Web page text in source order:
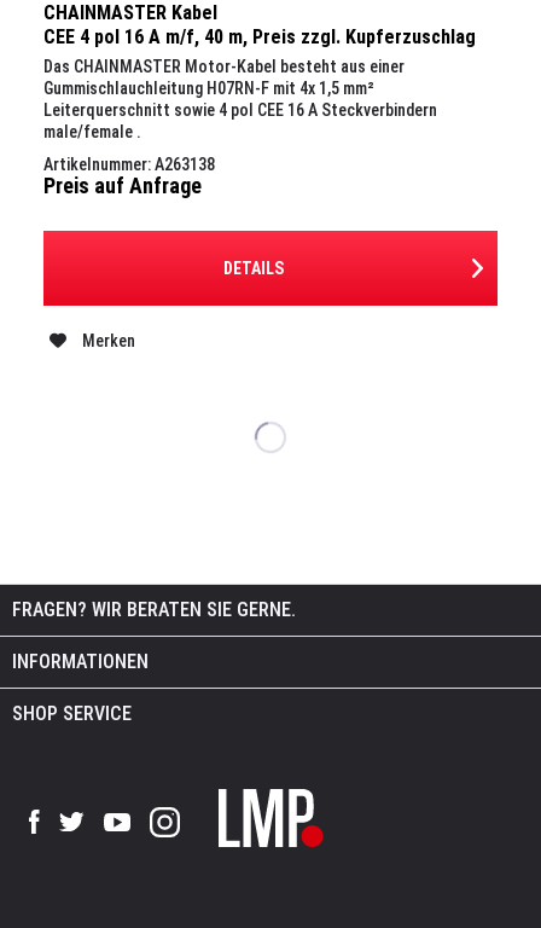
CHAINMASTER Kabel
CEE 4 pol 16 A m/f, 40 m, Preis zzgl. Kupferzuschlag
Das CHAINMASTER Motor-Kabel besteht aus einer
Gummischlauchleitung H07RN-F mit 4x 1,5 mm²
Leiterquerschnitt sowie 4 pol CEE 16 A Steckverbindern
male/female .
Artikelnummer: A263138
Preis auf Anfrage
DETAILS
Merken
FRAGEN? WIR BERATEN SIE GERNE.
INFORMATIONEN
SHOP SERVICE